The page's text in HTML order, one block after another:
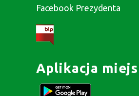
Facebook Prezydenta
Aplikacja